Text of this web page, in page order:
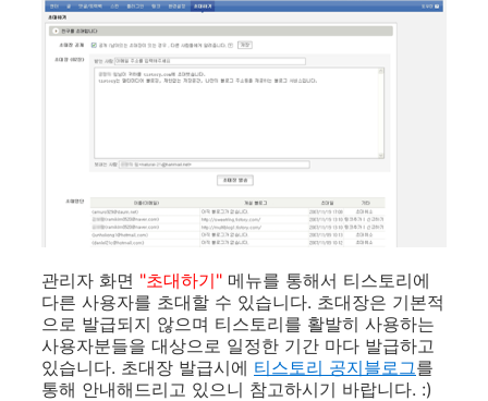
관리자 화면 "초대하기" 메뉴를 통해서 티스토리에
다른 사용자를 초대할 수 있습니다. 초대장은 기본적
으로 발급되지 않으며 티스토리를 활발히 사용하는
사용자분들을 대상으로 일정한 기간 마다 발급하고
있습니다. 초대장 발급시에 티스토리 공지블로그를
통해 안내해드리고 있으니 참고하시기 바랍니다. :)